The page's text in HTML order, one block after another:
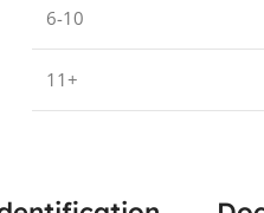
6-10
11+